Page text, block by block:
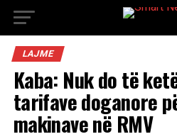
LAJME
Kaba: Nuk do të
tarifave doganore
makinave në RMV